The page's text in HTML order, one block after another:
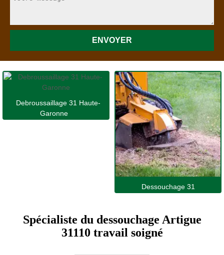
Debroussaillage 31 Haute-
Garonne
Dessouchage 31
Spécialiste du dessouchage Artigue
31110 travail soigné